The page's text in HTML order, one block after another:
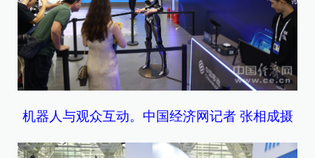
机器人与观众互动。中国经济网记者 张相成摄